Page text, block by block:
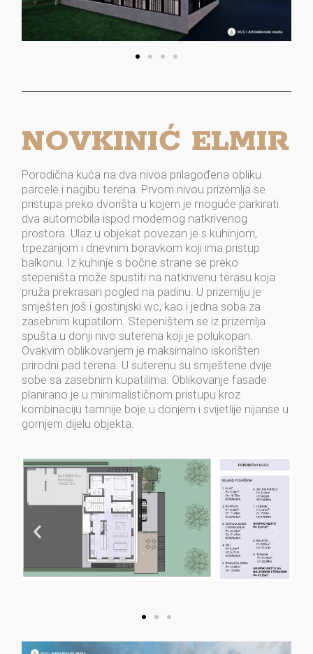
NOVKINIĆ ELMIR
Porodična kuća na dva nivoa prilagođena obliku
parcele i nagibu terena. Prvom nivou prizemlja se
pristupa preko dvorišta u kojem je moguće parkirati
dva automobila ispod modernog natkrivenog
prostora. Ulaz u objekat povezan je s kuhinjom,
trpezarijom i dnevnim boravkom koji ima pristup
balkonu. Iz kuhinje s bočne strane se preko
stepeništa može spustiti na natkrivenu terasu koja
pruža prekrasan pogled na padinu. U prizemlju je
smješten još i gostinjski wc, kao i jedna soba za
zasebnim kupatilom. Stepeništem se iz prizemlja
spušta u donji nivo suterena koji je polukopan.
Ovakvim oblikovanjem je maksimalno iskorišten
prirodni pad terena. U suterenu su smještene dvije
sobe sa zasebnim kupatilima. Oblikovanje fasade
planirano je u minimalističnom pristupu kroz
kombinaciju tamnije boje u donjem i svijetlije nijanse u
gornjem dijelu objekta.